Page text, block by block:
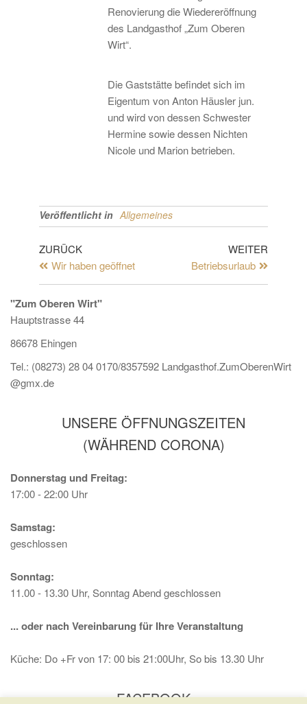
Renovierung die Wiedereröffnung
des Landgasthof „Zum Oberen
Wirt“.
Die Gaststätte befindet sich im
Eigentum von Anton Häusler jun.
und wird von dessen Schwester
Hermine sowie dessen Nichten
Nicole und Marion betrieben.
Veröffentlicht in Allgemeines
ZURÜCK
Wir haben geöffnet
WEITER
Betriebsurlaub
"Zum Oberen Wirt"
Hauptstrasse 44
86678 Ehingen
Tel.: (08273) 28 04 0170/8357592 Landgasthof.ZumOberenWirt
@gmx.de
UNSERE ÖFFNUNGSZEITEN
(WÄHREND CORONA)
Donnerstag und Freitag:
17:00 - 22:00 Uhr
Samstag:
geschlossen
Sonntag:
11.00 - 13.30 Uhr, Sonntag Abend geschlossen
... oder nach Vereinbarung für Ihre Veranstaltung
Küche: Do +Fr von 17: 00 bis 21:00Uhr, So bis 13.30 Uhr
FACEBOOK